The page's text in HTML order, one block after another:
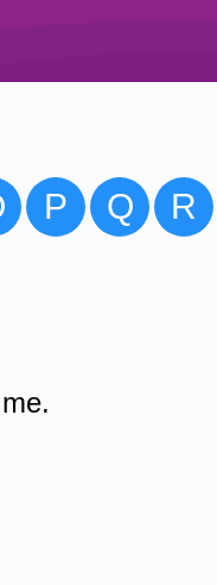
P Q R